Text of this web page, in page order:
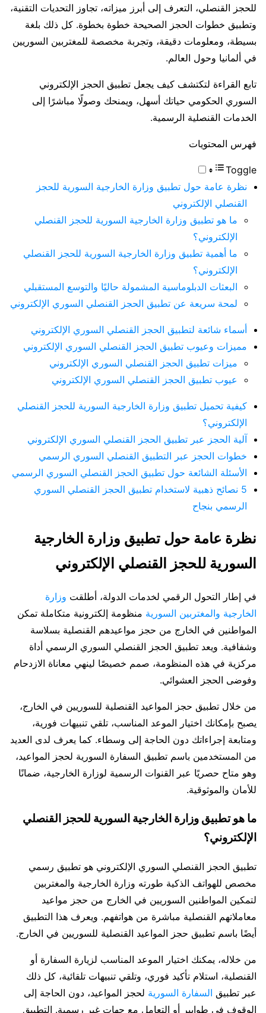
للحجز القنصلي، التعرف إلى أبرز ميزاته، تجاوز التحديات التقنية،
وتطبيق خطوات الحجز الصحيحة خطوة بخطوة. كل ذلك بلغة
بسيطة، ومعلومات دقيقة، وتجربة مخصصة للمغتربين السوريين
في ألمانيا وحول العالم.
تابع القراءة لتكتشف كيف يجعل تطبيق الحجز الإلكتروني
السوري الحكومي حياتك أسهل، ويمنحك وصولًا مباشرًا إلى
الخدمات القنصلية الرسمية.
فهرس المحتويات
Toggle
نظرة عامة حول تطبيق وزارة الخارجية السورية للحجز
القنصلي الإلكتروني
ما هو تطبيق وزارة الخارجية السورية للحجز القنصلي
الإلكتروني؟
ما أهمية تطبيق وزارة الخارجية السورية للحجز القنصلي
الإلكتروني؟
البعثات الدبلوماسية المشمولة حاليًا والتوسع المستقبلي
لمحة سريعة عن تطبيق الحجز القنصلي السوري الإلكتروني
أسماء شائعة لتطبيق الحجز القنصلي السوري الإلكتروني
مميزات وعيوب تطبيق الحجز القنصلي السوري الإلكتروني
ميزات تطبيق الحجز القنصلي السوري الإلكتروني
عيوب تطبيق الحجز القنصلي السوري الإلكتروني
كيفية تحميل تطبيق وزارة الخارجية السورية للحجز القنصلي
الإلكتروني؟
آلية الحجز عبر تطبيق الحجز القنصلي السوري الإلكتروني
خطوات الحجز عبر التطبيق القنصلي السوري الرسمي
الأسئلة الشائعة حول تطبيق الحجز القنصلي السوري الرسمي
5 نصائح ذهبية لاستخدام تطبيق الحجز القنصلي السوري
الرسمي بنجاح
نظرة عامة حول تطبيق وزارة الخارجية
السورية للحجز القنصلي الإلكتروني
في إطار التحول الرقمي لخدمات الدولة، أطلقت وزارة
الخارجية والمغتربين السورية منظومة إلكترونية متكاملة تمكن
المواطنين في الخارج من حجز مواعيدهم القنصلية بسلاسة
وشفافية. ويعد تطبيق الحجز القنصلي السوري الرسمي أداة
مركزية في هذه المنظومة، صمم خصيصًا لينهي معاناة الازدحام
وفوضى الحجز العشوائي.
من خلال تطبيق حجز المواعيد القنصلية للسوريين في الخارج،
يصبح بإمكانك اختيار الموعد المناسب، تلقي تنبيهات فورية،
ومتابعة إجراءاتك دون الحاجة إلى وسطاء. كما يعرف لدى العديد
من المستخدمين باسم تطبيق السفارة السورية لحجز المواعيد،
وهو متاح حصريًا عبر القنوات الرسمية لوزارة الخارجية، ضمانًا
للأمان والموثوقية.
ما هو تطبيق وزارة الخارجية السورية للحجز القنصلي
الإلكتروني؟
تطبيق الحجز القنصلي السوري الإلكتروني هو تطبيق رسمي
مخصص للهواتف الذكية طورته وزارة الخارجية والمغتربين
لتمكين المواطنين السوريين في الخارج من حجز مواعيد
معاملاتهم القنصلية مباشرة من هواتفهم. ويعرف هذا التطبيق
أيضًا باسم تطبيق حجز المواعيد القنصلية للسوريين في الخارج.
من خلاله، يمكنك اختيار الموعد المناسب لزيارة السفارة أو
القنصلية، استلام تأكيد فوري، وتلقي تنبيهات تلقائية، كل ذلك
عبر تطبيق السفارة السورية لحجز المواعيد، دون الحاجة إلى
الوقوف في طوابير أو التعامل مع جهات غير رسمية. التطبيق